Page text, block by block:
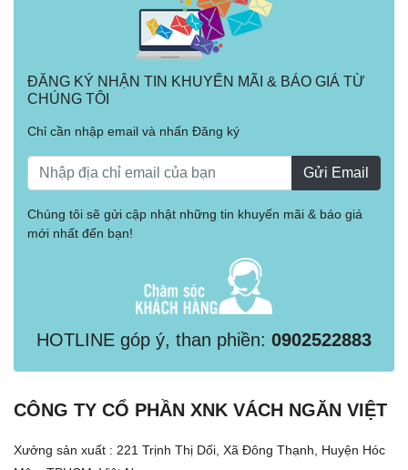
ĐĂNG KÝ NHẬN TIN KHUYẾN MÃI & BÁO GIÁ TỪ
CHÚNG TÔI
Chỉ cần nhập email và nhấn Đăng ký
Gửi Email
Chúng tôi sẽ gửi cập nhật những tin khuyến mãi & báo giá
mới nhất đến bạn!
HOTLINE góp ý, than phiền: 0902522883
CÔNG TY CỔ PHẦN XNK VÁCH NGĂN VIỆT
Xưởng sản xuất : 221 Trịnh Thị Dối, Xã Đông Thạnh, Huyện Hóc